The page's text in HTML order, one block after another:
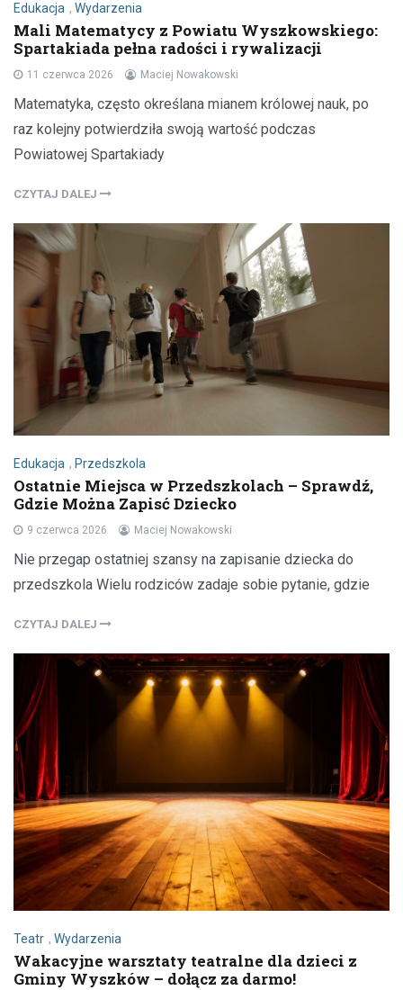
Edukacja , Wydarzenia
Mali Matematycy z Powiatu Wyszkowskiego:
Spartakiada pełna radości i rywalizacji
11 czerwca 2026 Maciej Nowakowski
Matematyka, często określana mianem królowej nauk, po
raz kolejny potwierdziła swoją wartość podczas
Powiatowej Spartakiady
CZYTAJ DALEJ
Edukacja , Przedszkola
Ostatnie Miejsca w Przedszkolach – Sprawdź,
Gdzie Można Zapisć Dziecko
9 czerwca 2026 Maciej Nowakowski
Nie przegap ostatniej szansy na zapisanie dziecka do
przedszkola Wielu rodziców zadaje sobie pytanie, gdzie
CZYTAJ DALEJ
Teatr , Wydarzenia
Wakacyjne warsztaty teatralne dla dzieci z
Gminy Wyszków – dołącz za darmo!